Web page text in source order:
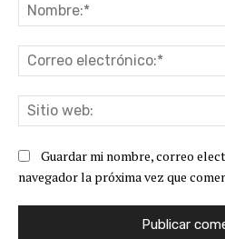
Guardar mi nombre, correo
navegador la próxima vez que